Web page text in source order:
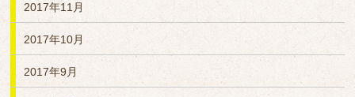
2017年11月
2017年10月
2017年9月